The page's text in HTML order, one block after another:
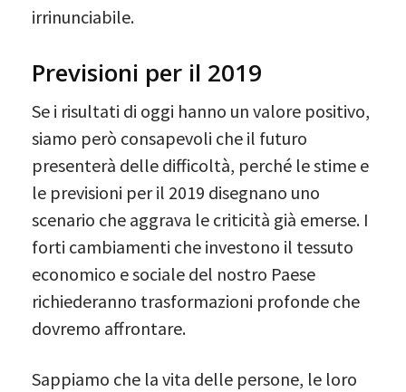
irrinunciabile.
Previsioni per il 2019
Se i risultati di oggi hanno un valore positivo,
siamo però consapevoli che il futuro
presenterà delle difficoltà, perché le stime e
le previsioni per il 2019 disegnano uno
scenario che aggrava le criticità già emerse. I
forti cambiamenti che investono il tessuto
economico e sociale del nostro Paese
richiederanno trasformazioni profonde che
dovremo affrontare.
Sappiamo che la vita delle persone, le loro